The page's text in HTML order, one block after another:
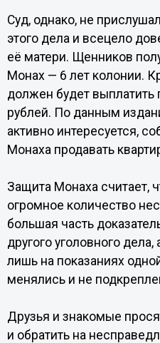
Суд, однако, не
этого дела и всецело
её матери. Щенников
Монах — 6 лет колонии.
должен будет
рублей. По данным
активно интересуется,
Монаха продавать
Защита Монаха считает,
огромное количество
большая часть
другого уголовного
лишь на показаниях
менялись и не
Друзья и знакомые
и обратить на